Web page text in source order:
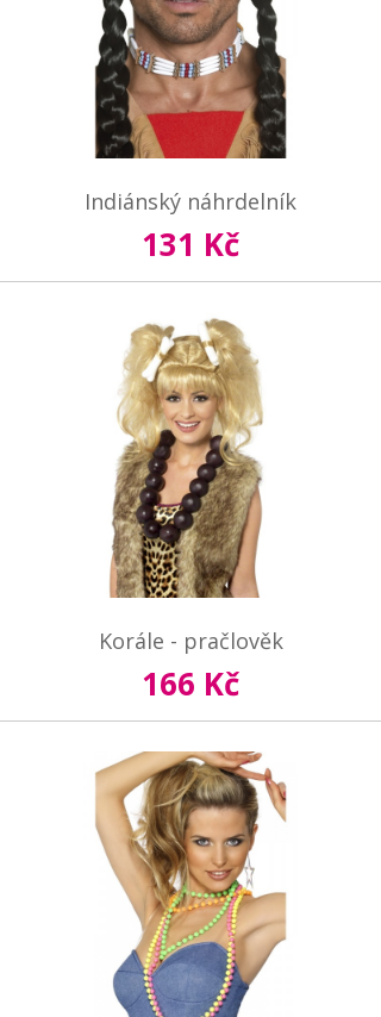
Indiánský náhrdelník
131 Kč
Korále - pračlověk
166 Kč